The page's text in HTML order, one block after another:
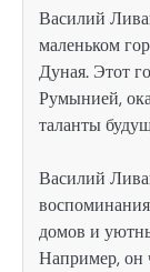
Василий
маленьком
Дуная. Этот
Румынией,
таланты
Василий
домов и
Например, он